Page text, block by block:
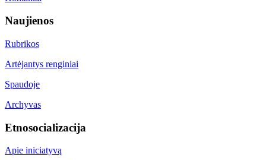
Naujienos
Rubrikos
Artėjantys renginiai
Spaudoje
Archyvas
Etnosocializacija
Apie iniciatyvą